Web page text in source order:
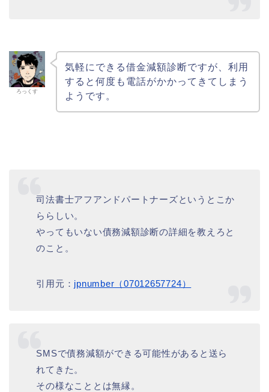
ろっくす
気軽にできる借金減額診断ですが、利用
すると何度も電話がかかってきてしまう
ようです。
司法書士アフアンドパートナーズというとこか
ららしい。
やってもいない債務減額診断の詳細を教えろと
のこと。
引用元： jpnumber（07012657724）
SMSで債務減額ができる可能性があると送ら
れてきた。
その様なこととは無縁。